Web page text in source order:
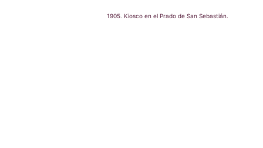
1905. Kiosco en el Prado de San Sebastián.